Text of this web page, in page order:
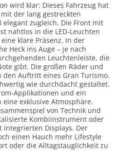
wird klar: Dieses Fahrzeug hat
der lang gestreckten
zugleich. Die Front mit
nahtlos in die LED-Leuchten
klare Präsenz. In der
Heck ins Auge – je nach
Leuchtenleiste, die
gibt. Die großen Räder und
Auftritt eines Gran Turismo.
wie durchdacht gestaltet.
Applikationen und ein
exklusive Atmosphäre.
von Technik und
Kombiinstrument oder
Displays. Der
einen Hauch mehr Lifestyle
oder die Alltagstauglichkeit zu